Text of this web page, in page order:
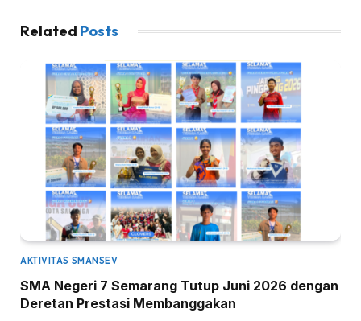
Related Posts
AKTIVITAS SMANSEV
SMA Negeri 7 Semarang Tutup Juni 2026 dengan
Deretan Prestasi Membanggakan